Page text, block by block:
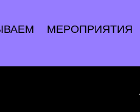
МЕРОПРИЯТИЯ